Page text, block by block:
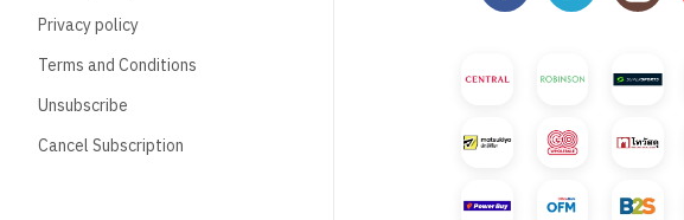
Privacy policy
Terms and Conditions
Unsubscribe
Cancel Subscription